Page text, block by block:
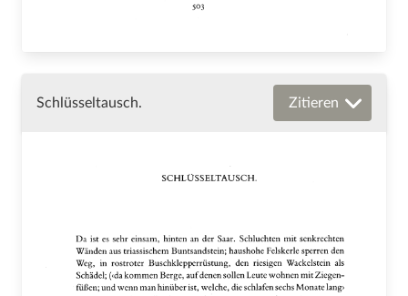
Schlüsseltausch. Zitieren